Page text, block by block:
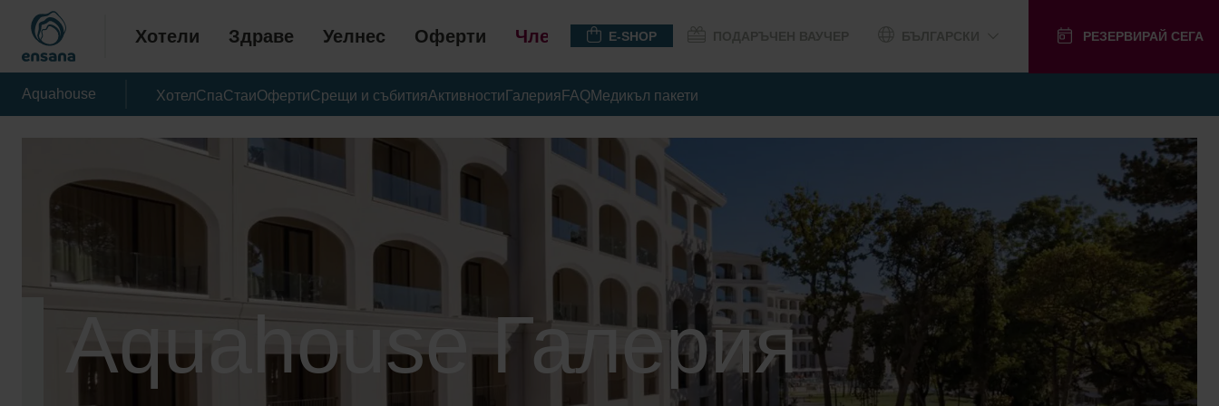
Хотели Здраве Уелнес Оферти Членство E-SHOP РЕЗЕРВИРАЙ СЕГА
Aquahouse ХотелСпаСтаиОфертиСрещи и събитияАктивности Галерия FAQМедикъл пакети
Aquahouse Галерия